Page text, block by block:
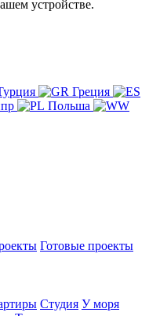
устройстве.
Греция
Польша
Готовые проекты
Студия У моря